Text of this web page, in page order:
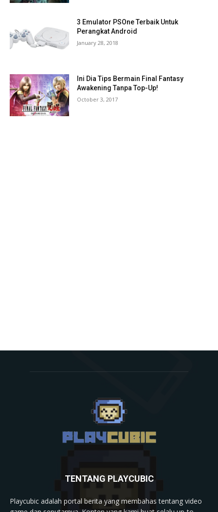
3 Emulator PSOne Terbaik Untuk
Perangkat Android
January 28, 2018
Ini Dia Tips Bermain Final Fantasy
Awakening Tanpa Top-Up!
October 3, 2017
TENTANG PLAYCUBIC
Playcubic adalah portal berita yang membahas tentang video